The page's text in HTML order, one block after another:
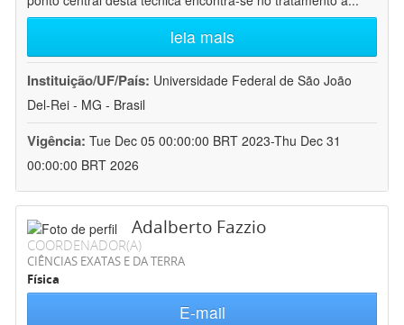
leia mais
Instituição/UF/País: Universidade Federal de São João
Del-Rei - MG - Brasil
Vigência: Tue Dec 05 00:00:00 BRT 2023-Thu Dec 31
00:00:00 BRT 2026
Adalberto Fazzio
COORDENADOR(A)
CIÊNCIAS EXATAS E DA TERRA
Física
E-mail